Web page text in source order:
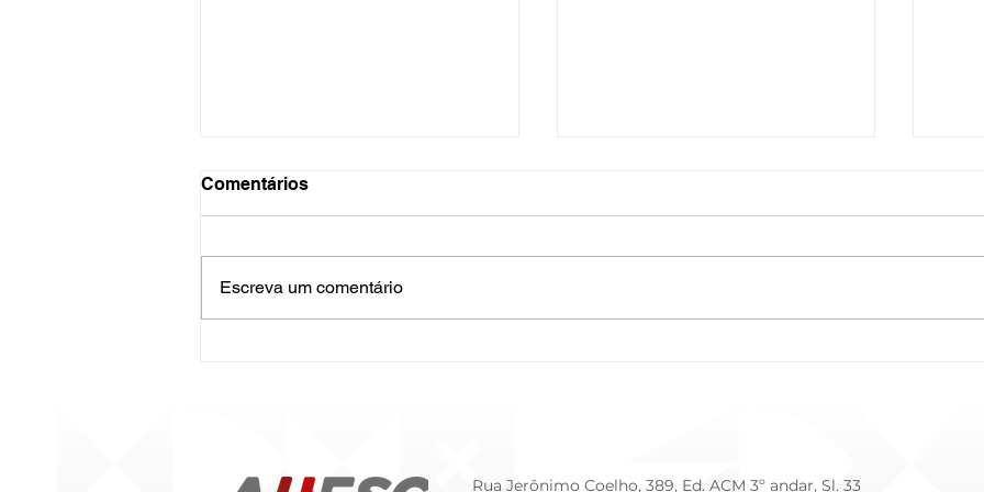
Comentários
Escreva um comentário
Rua Jerônimo Coelho, 389, Ed. ACM 3º andar, Sl. 33